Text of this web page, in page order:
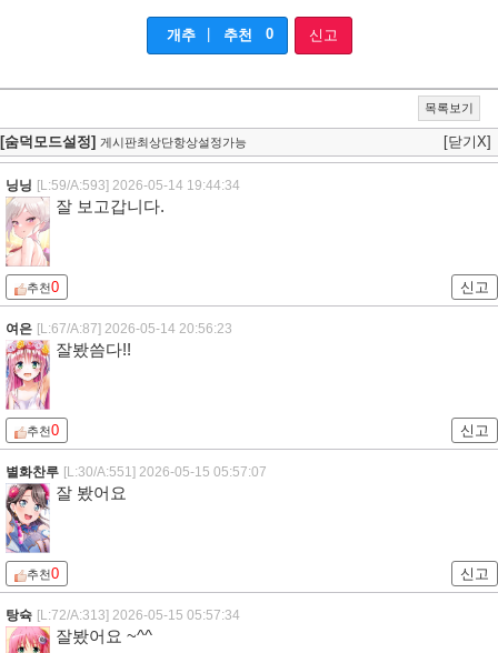
개추 추천 0 신고
목록보기
[숨덕모드설정] 게시판최상단항상설정가능 [닫기X]
닝닝 [L:59/A:593] 2026-05-14 19:44:34
잘 보고갑니다.
추천0 신고
여은 [L:67/A:87] 2026-05-14 20:56:23
잘봤씀다!!
추천0 신고
별화찬루 [L:30/A:551] 2026-05-15 05:57:07
잘 봤어요
추천0 신고
탕슉 [L:72/A:313] 2026-05-15 05:57:34
잘봤어요 ~^^